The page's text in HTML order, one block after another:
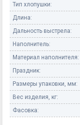
Тип хлопушки:
Длина:
Дальность выстрела:
Наполнитель:
Материал наполнителя:
Праздник:
Размеры упаковки, мм:
Вес изделия, кг:
Фасовка: